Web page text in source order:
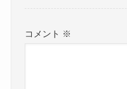
コメント ※